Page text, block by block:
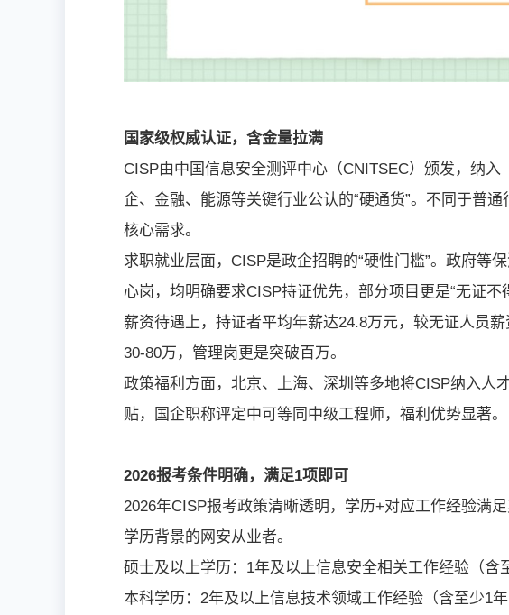
国家级权威认证，含金量拉满
CISP由中国信息安全测评中心（CNITSEC）颁发，纳
企、金融、能源等关键行业公认的“硬通货”。不同于普
核心需求。
求职就业层面，CISP是政企招聘的“硬性门槛”。政府等
心岗，均明确要求CISP持证优先，部分项目更是“无证不
薪资待遇上，持证者平均年薪达24.8万元，较无证人员
30-80万，管理岗更是突破百万。
政策福利方面，北京、上海、深圳等多地将CISP纳入人
贴，国企职称评定中可等同中级工程师，福利优势显著。
2026报考条件明确，满足1项即可
2026年CISP报考政策清晰透明，学历+对应工作经验满
学历背景的网安从业者。
硕士及以上学历：1年及以上信息安全相关工作经验（含
本科学历：2年及以上信息技术领域工作经验（含至少1年